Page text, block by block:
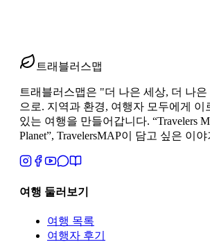
럽 자유여행
트래블러스맵
트래블러스맵은 "더 나은 세상, 더 나
으로. 지역과 환경, 여행자 모두에게 이
있는 여행을 만들어갑니다. “Travelers
Planet”, TravelersMAP이 담고 싶은 이
여행 둘러보기
여행 목록
여행자 후기